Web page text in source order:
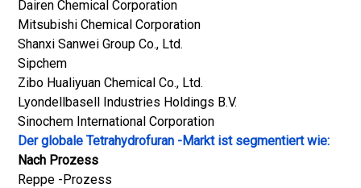
Dairen Chemical Corporation
Mitsubishi Chemical Corporation
Shanxi Sanwei Group Co., Ltd.
Sipchem
Zibo Hualiyuan Chemical Co., Ltd.
Lyondellbasell Industries Holdings B.V.
Sinochem International Corporation
Der globale Tetrahydrofuran -Markt ist segmentiert wie:
Nach Prozess
Reppe -Prozess